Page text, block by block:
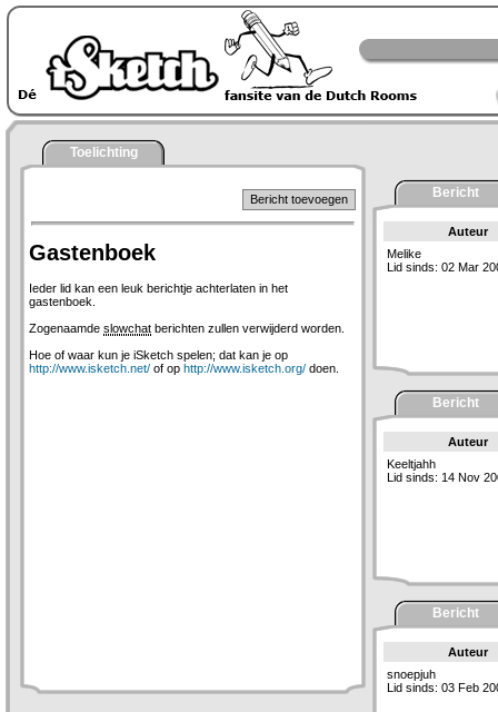
Toelichting
Bericht toevoegen
Gastenboek
Ieder lid kan een leuk berichtje achterlaten in het
gastenboek.
Zogenaamde slowchat berichten zullen verwijderd worden.
Hoe of waar kun je iSketch spelen; dat kan je op
http://www.isketch.net/ of op http://www.isketch.org/ doen.
Bericht
Auteur
Melike
Lid sinds: 02 Mar
Bericht
Auteur
Keeltjahh
Lid sinds: 14 Nov
Bericht
Auteur
snoepjuh
Lid sinds: 03 Feb